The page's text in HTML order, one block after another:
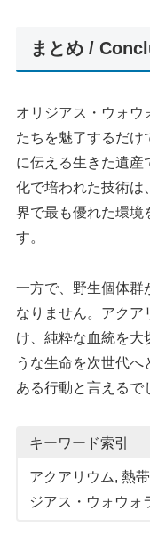
まとめ /
オリジアス・ウォウ
たちを魅了するだけ
に伝える生きた遺産
化で培われた技術は
界で最も優れた環境
す。
一方で、野生個体群
なりません。アクア
け、純粋な血統を大
うな生命を次世代
ある行動と言えるで
キーワード索引
アクアリウム, 熱
ジアス・ウォウォ